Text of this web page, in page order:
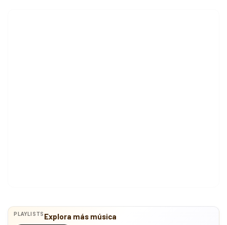
PLAYLISTS Explora más música